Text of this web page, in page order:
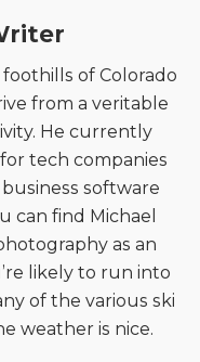
of Colorado
from a veritable
He currently
tech companies
software
can find Michael
as an
likely to run into
of the various ski
weather is nice.